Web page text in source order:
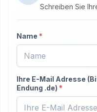
Schreiben Sie
Name *
Ihre E-Mail Adresse
Endung .de) *